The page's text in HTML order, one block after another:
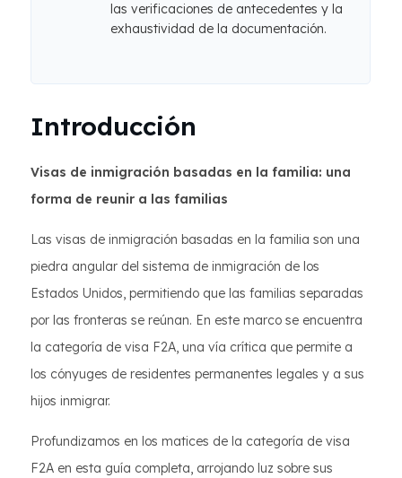
las verificaciones de antecedentes y la
exhaustividad de la documentación.
Introducción
Visas de inmigración basadas en la familia: una
forma de reunir a las familias
Las visas de inmigración basadas en la familia son una
piedra angular del sistema de inmigración de los
Estados Unidos, permitiendo que las familias separadas
por las fronteras se reúnan. En este marco se encuentra
la categoría de visa F2A, una vía crítica que permite a
los cónyuges de residentes permanentes legales y a sus
hijos inmigrar.
Profundizamos en los matices de la categoría de visa
F2A en esta guía completa, arrojando luz sobre sus